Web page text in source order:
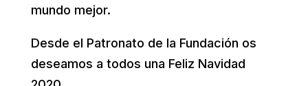
mundo mejor.
Desde el Patronato de la Fundación os
deseamos a todos una Feliz Navidad